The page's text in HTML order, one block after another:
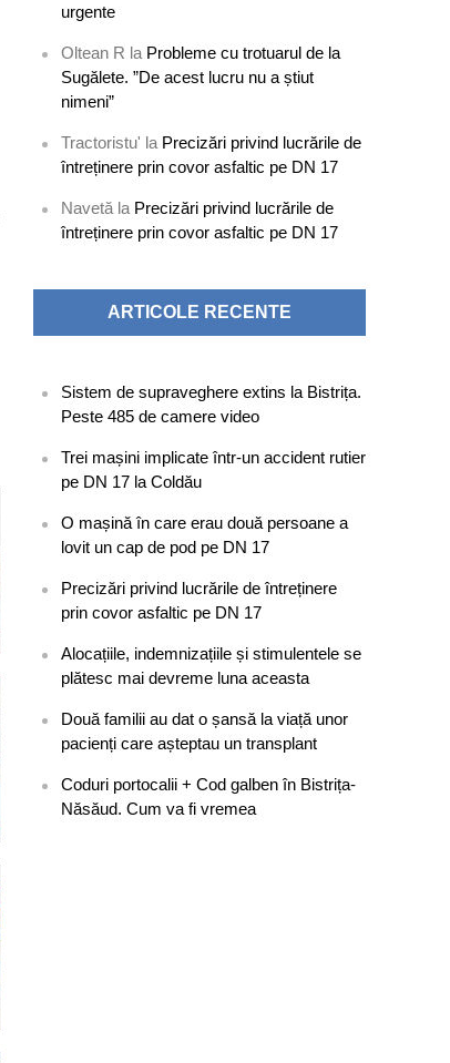
urgente
Oltean R la Probleme cu trotuarul de la
Sugălete. ”De acest lucru nu a știut
nimeni”
Tractoristu' la Precizări privind lucrările de
întreținere prin covor asfaltic pe DN 17
Navetă la Precizări privind lucrările de
întreținere prin covor asfaltic pe DN 17
ARTICOLE RECENTE
Sistem de supraveghere extins la Bistrița.
Peste 485 de camere video
Trei mașini implicate într-un accident rutier
pe DN 17 la Coldău
O mașină în care erau două persoane a
lovit un cap de pod pe DN 17
Precizări privind lucrările de întreținere
prin covor asfaltic pe DN 17
Alocațiile, indemnizațiile și stimulentele se
plătesc mai devreme luna aceasta
Două familii au dat o șansă la viață unor
pacienți care așteptau un transplant
Coduri portocalii + Cod galben în Bistrița-
Năsăud. Cum va fi vremea